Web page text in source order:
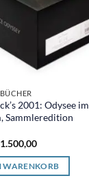
BÜCHER
2001: Odysee im
Sammleredition
1.500,00
WARENKORB